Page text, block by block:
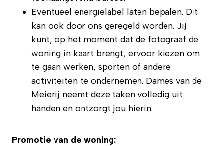
Eventueel energielabel laten bepalen. Dit
kan ook door ons geregeld worden. Jij
kunt, op het moment dat de fotograaf de
woning in kaart brengt, ervoor kiezen om
te gaan werken, sporten of andere
activiteiten te ondernemen. Dames van de
Meierij neemt deze taken volledig uit
handen en ontzorgt jou hierin.
Promotie van de woning: